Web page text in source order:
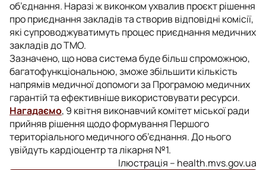
об’єднання. Наразі ж виконком ухвалив проєкт рішення
про приєднання закладів та створив відповідні комісії,
які супроводжуватимуть процес приєднання медичних
закладів до ТМО.
Зазначено, що нова система буде більш спроможною,
багатофункціональною, зможе збільшити кількість
напрямів медичної допомоги за Програмою медичних
гарантій та ефективніше використовувати ресурси.
Нагадаємо, 9 квітня виконавчий комітет міської ради
прийняв рішення щодо формування Першого
територіального медичного об’єднання. До нього
увійдуть кардіоцентр та лікарня №1.
Ілюстрація – health.mvs.gov.ua